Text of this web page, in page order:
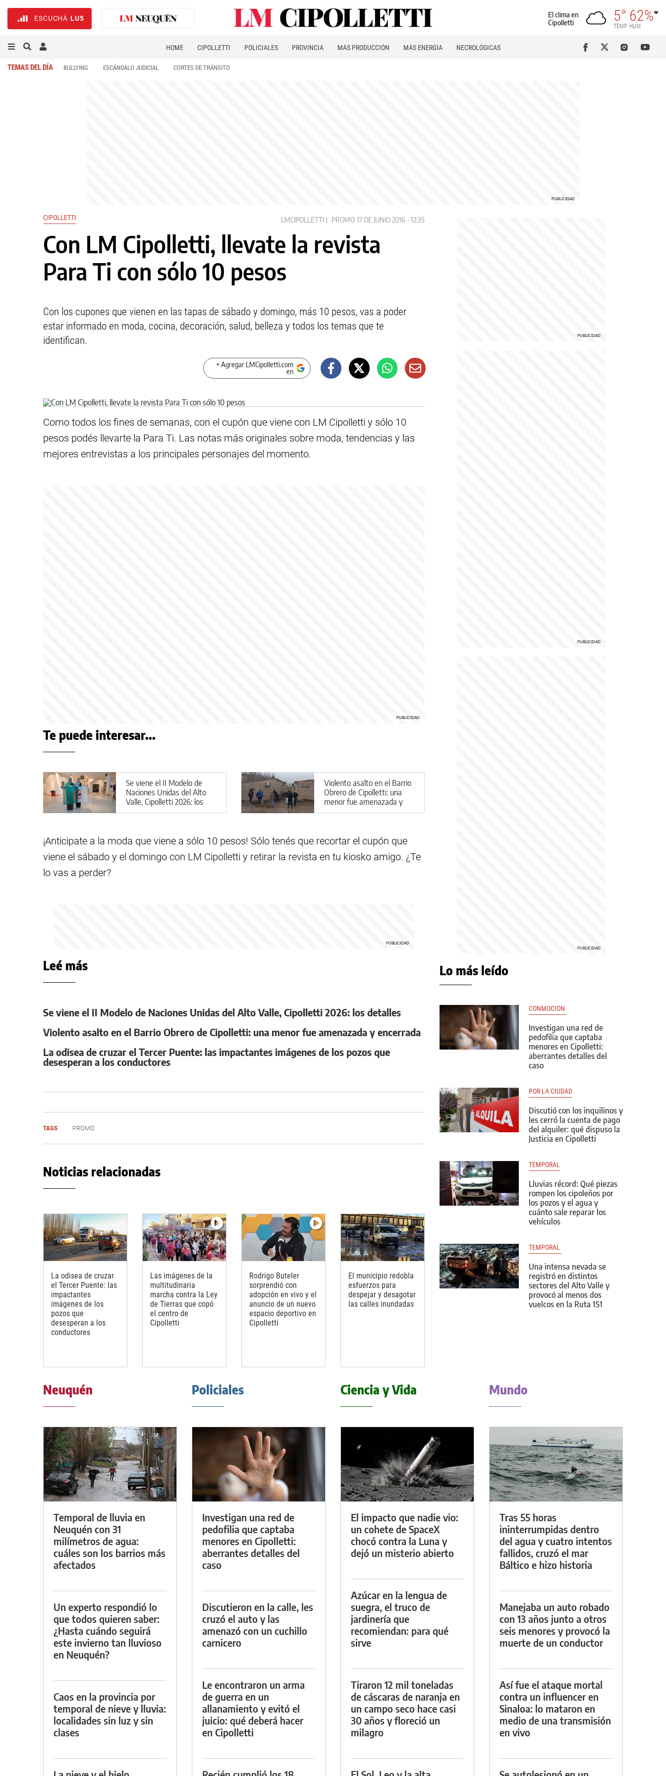
ESCUCHÁ LU5
El clima en
Cipolletti
5°
TEMP
62%
HUM
HOME CIPOLLETTI POLICIALES PROVINCIA MÁS PRODUCCIÓN MÁS ENERGÍA NECROLÓGICAS
TEMAS DEL DÍA BULLYING ESCÁNDALO JUDICIAL CORTES DE TRÁNSITO
CIPOLLETTI LMCIPOLLETTI PROMO 17 DE JUNIO 2016 - 12:35
Con LM Cipolletti, llevate la revista
Para Ti con sólo 10 pesos
Con los cupones que vienen en las tapas de sábado y domingo, más 10 pesos, vas a poder
estar informado en moda, cocina, decoración, salud, belleza y todos los temas que te
identifican.
+ Agregar LMCipolletti.com
en
Como todos los fines de semanas, con el cupón que viene con LM Cipolletti y sólo 10
pesos podés llevarte la Para Ti. Las notas más originales sobre moda, tendencias y las
mejores entrevistas a los principales personajes del momento.
Te puede interesar...
Se viene el II Modelo de
Naciones Unidas del Alto
Valle, Cipolletti 2026: los
detalles
Violento asalto en el Barrio
Obrero de Cipolletti: una
menor fue amenazada y
encerrada
¡Anticipate a la moda que viene a sólo 10 pesos! Sólo tenés que recortar el cupón que
viene el sábado y el domingo con LM Cipolletti y retirar la revista en tu kiosko amigo. ¿Te
lo vas a perder?
Leé más
Se viene el II Modelo de Naciones Unidas del Alto Valle, Cipolletti 2026: los detalles
Violento asalto en el Barrio Obrero de Cipolletti: una menor fue amenazada y encerrada
La odisea de cruzar el Tercer Puente: las impactantes imágenes de los pozos que
desesperan a los conductores
TAGS PROMO
Noticias relacionadas
La odisea de cruzar
el Tercer Puente: las
impactantes
imágenes de los
pozos que
desesperan a los
conductores
Las imágenes de la
multitudinaria
marcha contra la Ley
de Tierras que copó
el centro de
Cipolletti
Rodrigo Buteler
sorprendió con
adopción en vivo y el
anuncio de un nuevo
espacio deportivo en
Cipolletti
El municipio redobla
esfuerzos para
despejar y desagotar
las calles inundadas
Lo más leído
CONMOCIÓN
Investigan una red de
pedofilia que captaba
menores en Cipolletti:
aberrantes detalles del
caso
POR LA CIUDAD
Discutió con los inquilinos y
les cerró la cuenta de pago
del alquiler: qué dispuso la
Justicia en Cipolletti
TEMPORAL
Lluvias récord: Qué piezas
rompen los cipoleños por
los pozos y el agua y
cuánto sale reparar los
vehículos
TEMPORAL
Una intensa nevada se
registró en distintos
sectores del Alto Valle y
provocó al menos dos
vuelcos en la Ruta 151
Neuquén
Temporal de lluvia en
Neuquén con 31
milímetros de agua:
cuáles son los barrios más
afectados
Un experto respondió lo
que todos quieren saber:
¿Hasta cuándo seguirá
este invierno tan lluvioso
en Neuquén?
Caos en la provincia por
temporal de nieve y lluvia:
localidades sin luz y sin
clases
Policiales
Investigan una red de
pedofilia que captaba
menores en Cipolletti:
aberrantes detalles del
caso
Discutieron en la calle, les
cruzó el auto y las
amenazó con un cuchillo
carnicero
Le encontraron un arma
de guerra en un
allanamiento y evitó el
juicio: qué deberá hacer
en Cipolletti
Ciencia y Vida
El impacto que nadie vio:
un cohete de SpaceX
chocó contra la Luna y
dejó un misterio abierto
Azúcar en la lengua de
suegra, el truco de
jardinería que
recomiendan: para qué
sirve
Tiraron 12 mil toneladas
de cáscaras de naranja en
un campo seco hace casi
30 años y floreció un
milagro
Mundo
Tras 55 horas
ininterrumpidas dentro
del agua y cuatro intentos
fallidos, cruzó el mar
Báltico e hizo historia
Manejaba un auto robado
con 13 años junto a otros
seis menores y provocó la
muerte de un conductor
Así fue el ataque mortal
contra un influencer en
Sinaloa: lo mataron en
medio de una transmisión
en vivo